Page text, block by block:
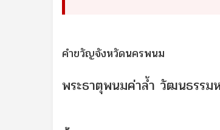
คำขวัญจังหวัดนครพนม
พระธาตุพนมค่าล้ำ วัฒนธรรม